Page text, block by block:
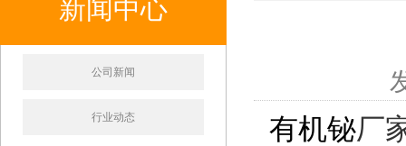
新闻中心
公司新闻
行业动态 有机铋厂